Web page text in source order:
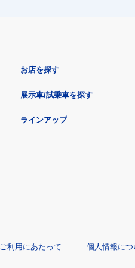
お店を探す
展示車/試乗車を探す
ラインアップ
ご利用にあたって 個人情報につ